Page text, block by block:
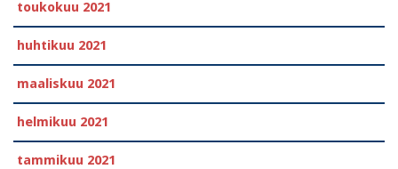
toukokuu 2021
huhtikuu 2021
maaliskuu 2021
helmikuu 2021
tammikuu 2021